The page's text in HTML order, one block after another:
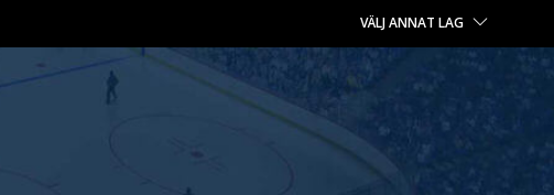
VÄLJ ANNAT LAG